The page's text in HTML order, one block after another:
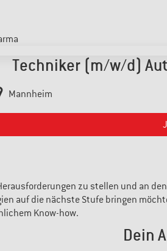
Techniker (m/w/d)
Mannheim
zu stellen und an
auf die nächste Stufe bringen
Know-how.
Dein